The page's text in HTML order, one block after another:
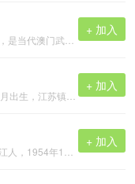
+ 加入
+ 加入
+ 加入